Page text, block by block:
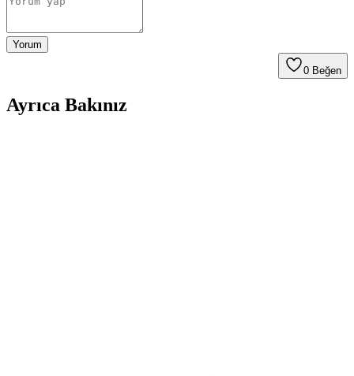
Yorum
0 Beğen
Ayrıca Bakınız